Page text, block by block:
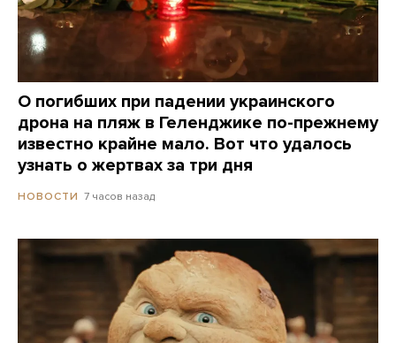
О погибших при падении украинского
дрона на пляж в Геленджике по-прежнему
известно крайне мало. Вот что удалось
узнать о жертвах за три дня
НОВОСТИ 7 часов назад